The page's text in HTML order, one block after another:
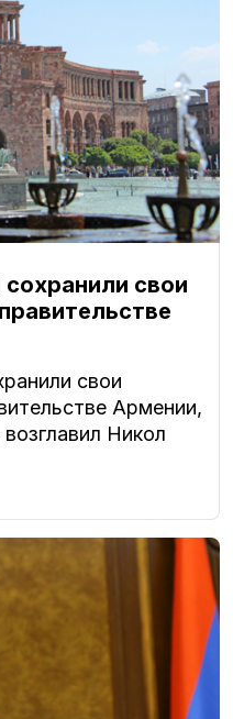
свои
свои
Армении,
Никол